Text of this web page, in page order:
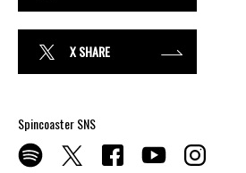
X SHARE
Spincoaster SNS